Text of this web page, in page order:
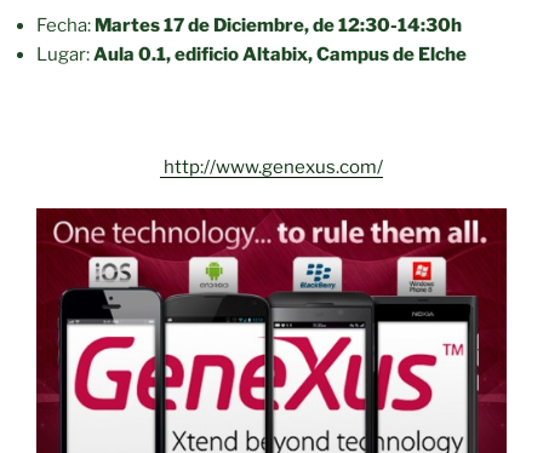
Fecha: Martes 17 de Diciembre, de 12:30-14:30h
Lugar:Aula 0.1, edificio Altabix, Campus de Elche
http://www.genexus.com/